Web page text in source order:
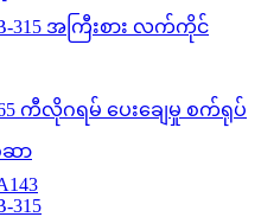
315 အကြီးစား လက်ကိုင်
ကီလိုဂရမ် ပေးချေမှု စက်ရုပ်
ာ
315